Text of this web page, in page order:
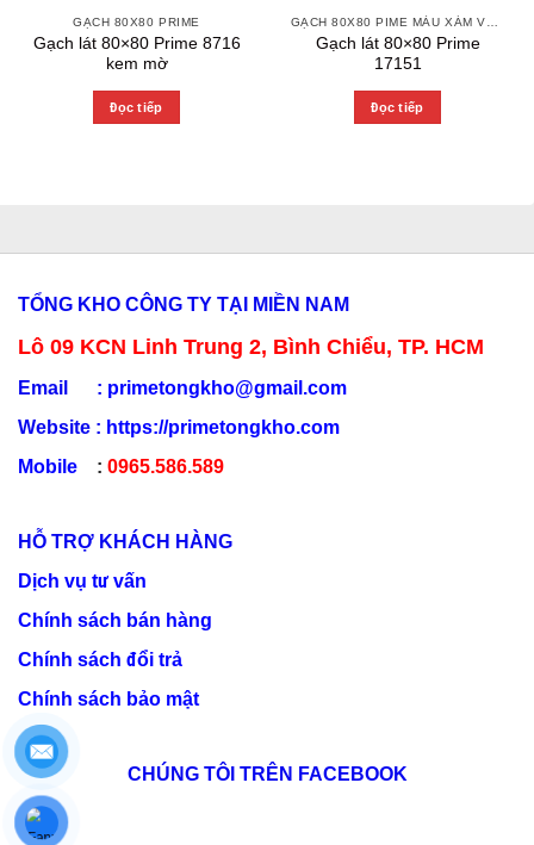
GẠCH 80X80 PRIME
Gạch lát 80×80 Prime 8716
kem mờ
Đọc tiếp
Gạch lát 80×80 Prime
17151
Đọc tiếp
TỔNG KHO CÔNG TY TẠI MIỀN NAM
Lô 09 KCN Linh Trung 2, Bình Chiểu, TP. HCM
Email : primetongkho@gmail.com
Website : https://primetongkho.com
Mobile : 0965.586.589
HỖ TRỢ KHÁCH HÀNG
Dịch vụ tư vấn
Chính sách bán hàng
Chính sách đổi trả
Chính sách bảo mật
CHÚNG TÔI TRÊN FACEBOOK